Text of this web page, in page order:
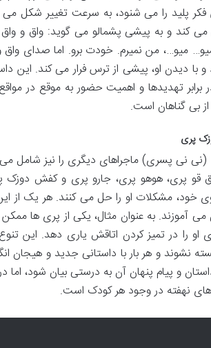
پلید را می شنود، به سرعت تغییر
کند و به پیشی پشمالو می گوید: واق و واق
میو…، من نمیرم. خودت برو. اما صدای واق
دیدن او، پیشی از ترس فرار می کند. این
تهدیدها و اهمیت حضور به موقع در
بی گناهان است.
پری
(نی نی پسری) ماجراهای دیگری را نیز
بق قو پری، هوهو پری، جارو پری و کفش
خود، مشکلات او را حل می کنند. هر یک از
آموزند. به عنوان مثال، یکی از پری ها
را در تمیز کردن اتاقش یاری دهد. این
نشوند و هر بار با داستانی جدید و هیجان
و پیام پنهان آن به درستی بیان شود،
نهفته در وجود هر کودک است.